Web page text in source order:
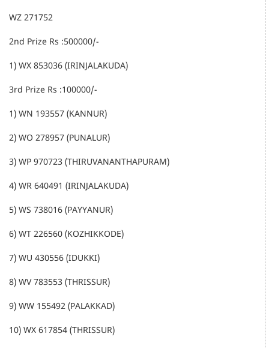
WZ 271752
2nd Prize Rs :500000/-
1) WX 853036 (IRINJALAKUDA)
3rd Prize Rs :100000/-
1) WN 193557 (KANNUR)
2) WO 278957 (PUNALUR)
3) WP 970723 (THIRUVANANTHAPURAM)
4) WR 640491 (IRINJALAKUDA)
5) WS 738016 (PAYYANUR)
6) WT 226560 (KOZHIKKODE)
7) WU 430556 (IDUKKI)
8) WV 783553 (THRISSUR)
9) WW 155492 (PALAKKAD)
10) WX 617854 (THRISSUR)